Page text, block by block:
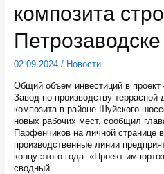
композита
Петрозаводске
02.09.2024/ Новости
Общий объем инвестиций в
Завод по производству террасной
композита в районе Шуйского
новых рабочих мест, сообщил
Парфенчиков на личной странице
производственные линии
концу этого года. «Проект
сводный …